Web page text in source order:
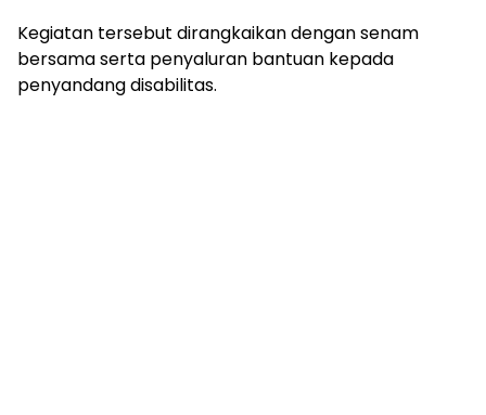
Kegiatan tersebut dirangkaikan dengan senam
bersama serta penyaluran bantuan kepada
penyandang disabilitas.